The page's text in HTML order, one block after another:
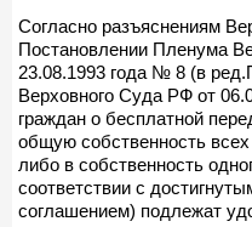
Согласно разъяснениям
Постановлении Пленума
23.08.1993 года № 8 (в
Верховного Суда РФ от
граждан о бесплатной
общую собственность
либо в собственность
соответствии с
соглашением) подлежат